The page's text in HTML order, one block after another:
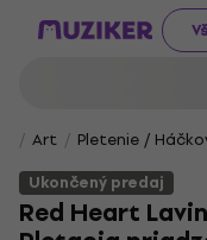
Art Pletenie /
Ukončený predaj
Red Heart